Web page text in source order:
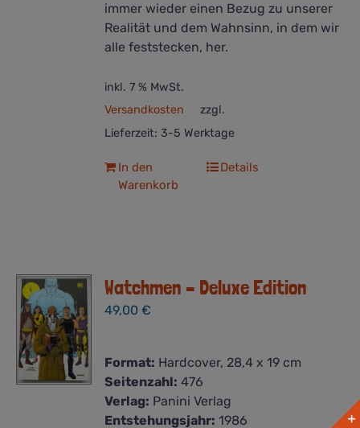
immer wieder einen Bezug zu unserer
Realität und dem Wahnsinn, in dem wir
alle feststecken, her.
inkl. 7 % MwSt.
zzgl.
Versandkosten
Lieferzeit: 3-5 Werktage
In den
Warenkorb
Details
Watchmen – Deluxe Edition
49,00€
Format: Hardcover, 28,4 x 19 cm
Seitenzahl: 476
Verlag: Panini Verlag
Entstehungsjahr: 1986